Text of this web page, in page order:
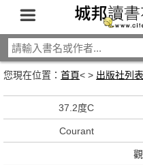
您現在位置： 首頁< > 出版社列表
37.2度C
Courant